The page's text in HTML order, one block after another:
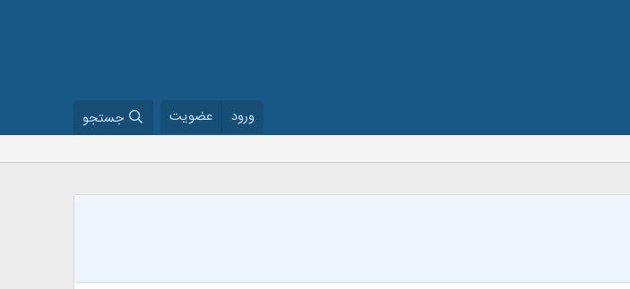
ورود عضویت جستجو